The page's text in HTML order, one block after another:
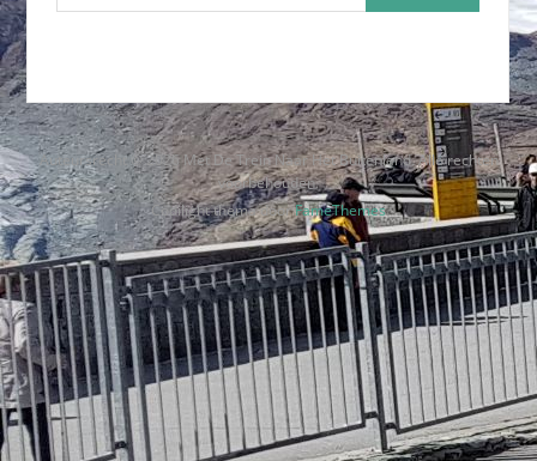
Auteursrecht © 2026 Met De Trein Naar Het Buitenland. Alle rechten
voorbehouden.
Codilight thema doorFameThemes